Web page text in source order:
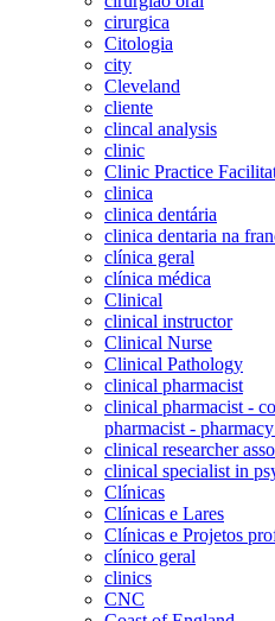
cirurgica
Citologia
city
Cleveland
cliente
clincal analysis
clinic
Clinic Practice
clinica
clinica dentária
clinica dentaria na
clínica geral
clínica médica
Clinical
clinical instructor
Clinical Nurse
Clinical Pathology
clinical pharmacist
clinical pharmacist -
pharmacist -
clinical researcher
clinical specialist in
Clínicas
Clínicas e Lares
Clínicas e Projetos
clínico geral
clinics
CNC